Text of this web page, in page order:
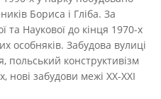
Бориса і Гліба. За
та Наукової до кінця 1970-х
особняків. Забудова вулиці
польський конструктивізм
нові забудови межі ХХ-ХХІ